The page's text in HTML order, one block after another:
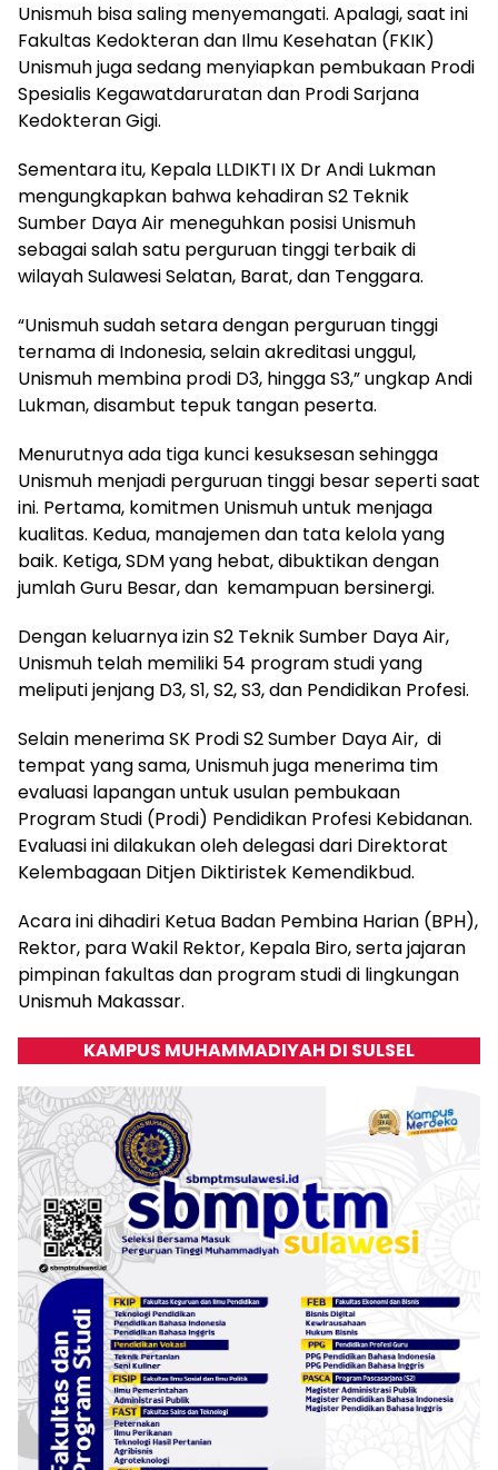
Unismuh bisa saling menyemangati. Apalagi, saat ini
Fakultas Kedokteran dan Ilmu Kesehatan (FKIK)
Unismuh juga sedang menyiapkan pembukaan Prodi
Spesialis Kegawatdaruratan dan Prodi Sarjana
Kedokteran Gigi.
Sementara itu, Kepala LLDIKTI IX Dr Andi Lukman
mengungkapkan bahwa kehadiran S2 Teknik
Sumber Daya Air meneguhkan posisi Unismuh
sebagai salah satu perguruan tinggi terbaik di
wilayah Sulawesi Selatan, Barat, dan Tenggara.
“Unismuh sudah setara dengan perguruan tinggi
ternama di Indonesia, selain akreditasi unggul,
Unismuh membina prodi D3, hingga S3,” ungkap Andi
Lukman, disambut tepuk tangan peserta.
Menurutnya ada tiga kunci kesuksesan sehingga
Unismuh menjadi perguruan tinggi besar seperti saat
ini. Pertama, komitmen Unismuh untuk menjaga
kualitas. Kedua, manajemen dan tata kelola yang
baik. Ketiga, SDM yang hebat, dibuktikan dengan
jumlah Guru Besar, dan kemampuan bersinergi.
Dengan keluarnya izin S2 Teknik Sumber Daya Air,
Unismuh telah memiliki 54 program studi yang
meliputi jenjang D3, S1, S2, S3, dan Pendidikan Profesi.
Selain menerima SK Prodi S2 Sumber Daya Air, di
tempat yang sama, Unismuh juga menerima tim
evaluasi lapangan untuk usulan pembukaan
Program Studi (Prodi) Pendidikan Profesi Kebidanan.
Evaluasi ini dilakukan oleh delegasi dari Direktorat
Kelembagaan Ditjen Diktiristek Kemendikbud.
Acara ini dihadiri Ketua Badan Pembina Harian (BPH),
Rektor, para Wakil Rektor, Kepala Biro, serta jajaran
pimpinan fakultas dan program studi di lingkungan
Unismuh Makassar.
KAMPUS MUHAMMADIYAH DI SULSEL